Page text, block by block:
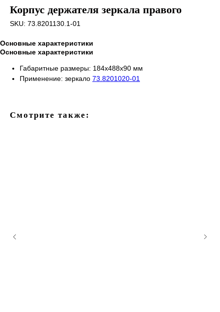
Корпус держателя зеркала правого
SKU: 73.8201130.1-01
Основные характеристики
Основные характеристики
Габаритные размеры: 184х488х90 мм
Применение: зеркало 73.8201020-01
Смотрите также: